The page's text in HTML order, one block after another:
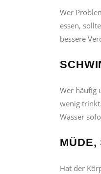
Wer
essen,
bessere
Wer häufig
wenig
Wasser
MÜDE,
Hat der